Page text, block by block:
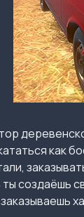
как
создаёшь